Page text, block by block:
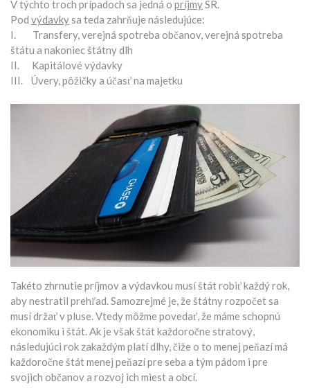
V týchto troch prípadoch sa jedná o príjmySR.
Pod výdavkysa teda zahrňuje následujúce:
I. Transfery, verejná spotreba občanov, verejná spotreba
štátu a nakoniec štátny dlh
II. Kapitálové výdavky
III. Úvery, pôžičky a účasť na majetku
Takéto zhrnutie príjmov a výdavkou musí štát robiť každý rok,
aby nestratil prehľad. Samozrejmé je, že štátny rozpočet sa
musí držať v pluse. Vtedy môžme povedať, že máme schopnú
ekonomiku i štát. Ak je však štát každoročne stratový,
následujúci rok zakaždým platí dlhy, čiže o to menej peňazí má
každoročne štát menej peňazí pre seba a tým pádom i pre
svojich občanov a rozvoj ich miest a obcí.